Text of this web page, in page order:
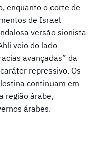
enquanto o corte de
de Israel
versão sionista
veio do lado
avançadas” da
repressivo. Os
continuam em
região árabe,
árabes.